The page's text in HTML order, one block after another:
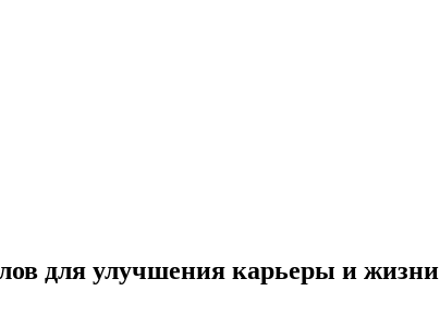
для улучшения карьеры и жизни